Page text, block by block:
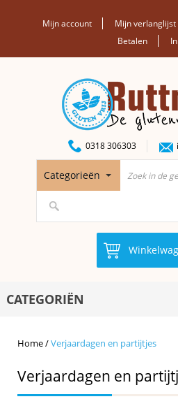
Mijn account Mijn verlanglijst
Betalen
0318 306303
Categorieën
CATEGORIËN
Home/Verjaardagen en partijtjes
Verjaardagen en